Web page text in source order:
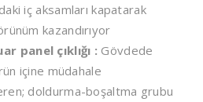
iç aksamları kapatarak
kazandırıyor
panel çıklığı : Gövdede
içine müdahale
doldurma-boşaltma grubu